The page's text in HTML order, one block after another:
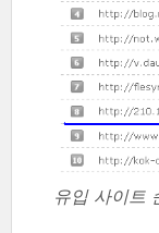
유입 사이트